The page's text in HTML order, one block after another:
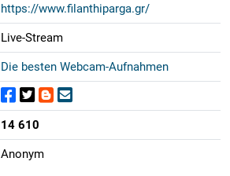
https://www.filanthiparga.gr/
Live-Stream
Die besten Webcam-Aufnahmen
14 610
Anonym